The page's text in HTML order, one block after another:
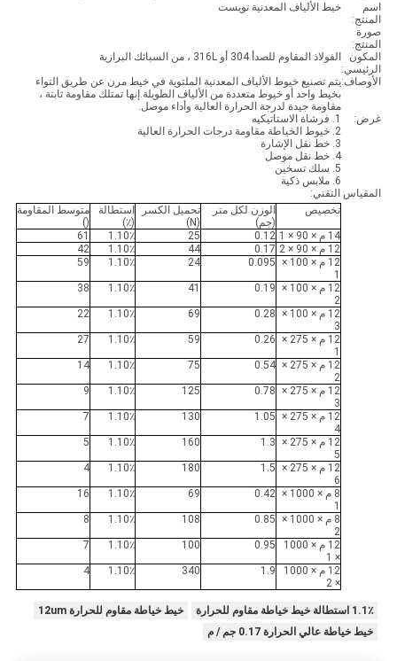
اسم
المنتج:
خيط الألياف المعدنية تويست
صورة
المنتج:
المكون
الرئيسي:
الفولاذ المقاوم للصدأ 304 أو 316L ، من السبائك البرازية
الأوصاف:يتم تصنيع خيوط الألياف المعدنية الملتوية في خيط مرن عن طريق التواء
بخيط واحد أو خيوط متعددة من الألياف الطويلة.إنها تمتلك مقاومة ثابتة ،
مقاومة جيدة لدرجة الحرارة العالية وأداء موصل.
غرض:
1. فرشاة الاستاتيكيه
2. خيوط الخياطة مقاومة درجات الحرارة العالية
3. خط نقل الإشارة
4. خط نقل موصل
5. سلك تسخين
6. ملابس ذكية
المقياس التقني:
تخصيص
الوزن لكل متر
(جم)
تحميل الكسر
(N)
استطالة
(٪)
متوسط ​​المقاومة
()
14 م × 90 × 1
0.12
25 1.10٪
61
12 م × 90 × 2
0.17
44 1.10٪
42
12 م × 100 ×
1
0.095
24 1.10٪ 59
12 م × 100 ×
2
0.19
41 1.10٪ 38
12 م × 100 ×
3
0.28
69 1.10٪ 22
12 م × 275 ×
1
0.26
59 1.10٪ 27
12 م × 275 ×
2
0.54
75 1.10٪ 14
12 م × 275 ×
3
0.78
125 1.10٪ 9
12 م × 275 ×
4
1.05
130 1.10٪ 7
12 م × 275 ×
5
1.3
160 1.10٪ 5
12 م × 275 ×
6
1.5
180 1.10٪ 4
8 م × 1000 ×
1
0.42
69 1.10٪ 16
8 م × 1000 ×
2
0.85
108 1.10٪ 8
12 م × 1000
× 1
0.95
100 1.10٪ 7
12 م × 1000
× 2
1.9
340 1.10٪ 4
1.1٪ استطالة خيط خياطة مقاوم للحرارة
خيط خياطة مقاوم للحرارة 12um
خيط خياطة عالي الحرارة 0.17 جم / م